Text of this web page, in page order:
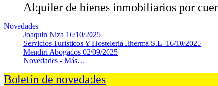
Alquiler de bienes inmobiliarios por
Novedades
Joaquin Niza 16/10/2025
Servicios Turisticos Y Hosteleria Jiherma S.L. 16/10/2025
Mendiri Abogados 02/09/2025
Novedades - Más…
Boletín de novedades